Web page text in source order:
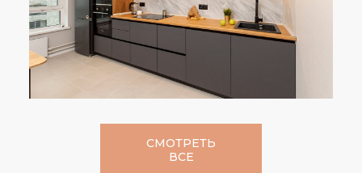
СМОТРЕТЬ
ВСЕ